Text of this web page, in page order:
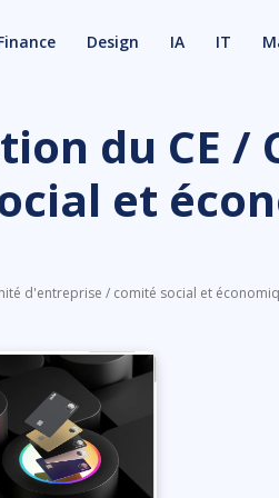
Design IA IT
du CE /
et
d'entreprise / comité social et